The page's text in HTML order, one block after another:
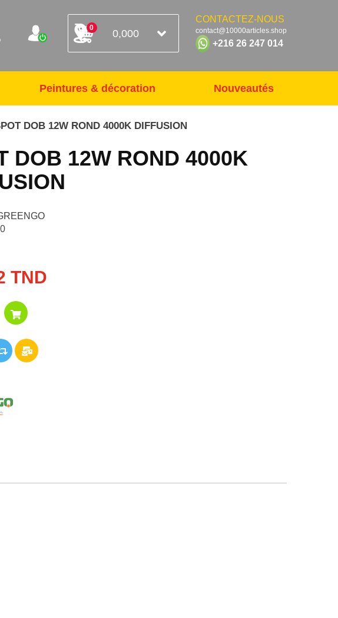
0 0,000
CONTACTEZ-NOUS
contact@10000articles.shop
+216 26 247 014
Peintures & décoration Nouveautés
DOB 12W ROND 4000K DIFFUSION
DOB 12W ROND 4000K
TND